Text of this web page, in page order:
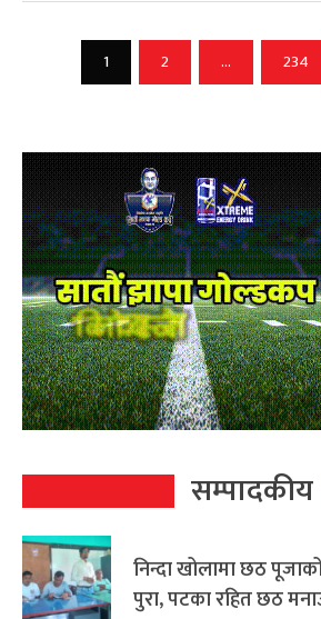
Posts
pagination
1 2 … 234
सम्पादकीय
निन्दा खोलामा छठ
पुरा, पटका रहित छठ